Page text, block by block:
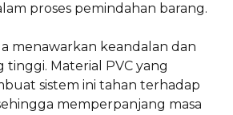
proses pemindahan barang.
menawarkan keandalan dan
tinggi. Material PVC yang
sistem ini tahan terhadap
memperpanjang masa